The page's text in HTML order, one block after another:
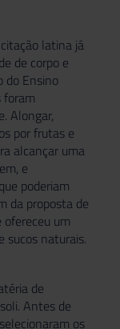
latina já
de corpo e
do Ensino
foram
Alongar,
por frutas e
alcançar uma
e
poderiam
da proposta de
ofereceu um
sucos naturais.
de
Antes de
os